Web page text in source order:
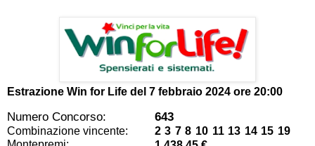
Estrazione Win for Life del 7 febbraio 2024 ore 20:00
Numero Concorso: 643
Combinazione vincente:
2 3 7 8 10 11 13 14 15 19